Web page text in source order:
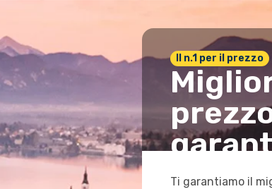
Il n.1 per il prezzo
Ti garantiamo il